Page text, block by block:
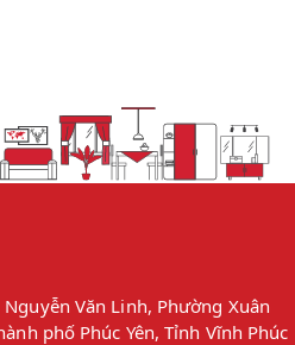
Văn Linh, Phường Xuân
phố Phúc Yên, Tỉnh Vĩnh Phúc